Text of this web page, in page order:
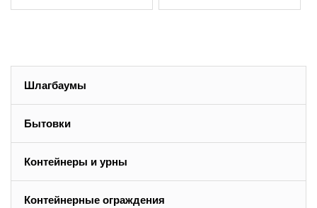
Шлагбаумы
Бытовки
Контейнеры и урны
Контейнерные ограждения